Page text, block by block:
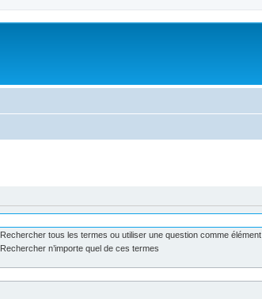
Rechercher tous les termes ou utiliser une question comme élément
Rechercher n’importe quel de ces termes